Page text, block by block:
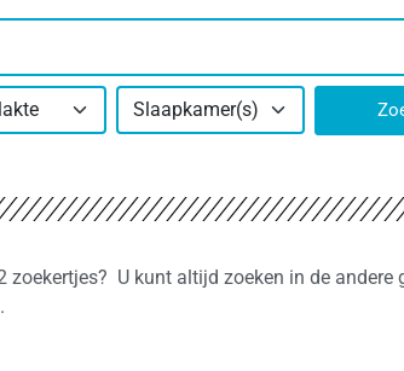
Slaapkamer(s)
U kunt altijd zoeken in de andere